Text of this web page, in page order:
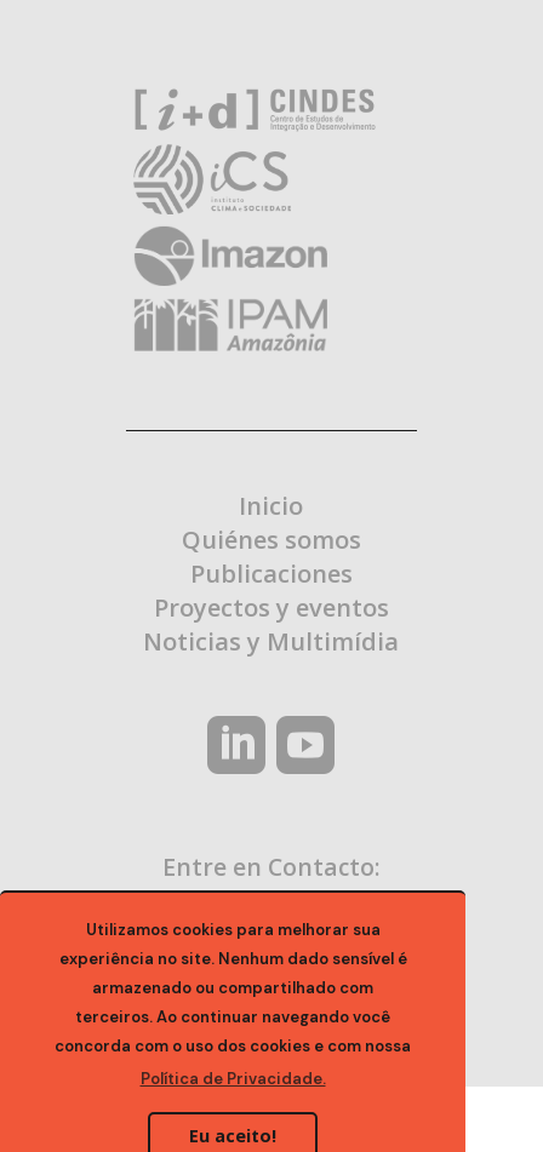
Utilizamos cookies para melhorar sua
experiência no site. Nenhum dado sensível é
armazenado ou compartilhado com
terceiros. Ao continuar navegando você
concorda com o uso dos cookies e com nossa
Política de Privacidade.
Eu aceito!
Inicio
Quiénes somos
Publicaciones
Proyectos y eventos
Noticias y Multimídia
Entre en Contacto: